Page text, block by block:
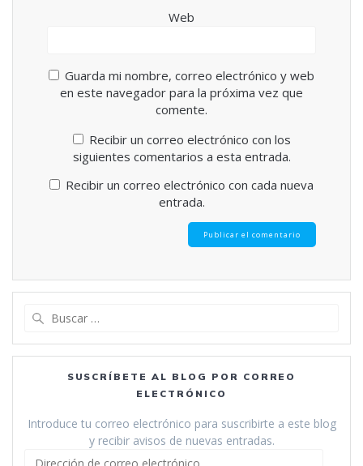
Web
Guarda mi nombre, correo electrónico y web
en este navegador para la próxima vez que
comente.
Recibir un correo electrónico con los
siguientes comentarios a esta entrada.
Recibir un correo electrónico con cada nueva
entrada.
SUSCRÍBETE AL BLOG POR CORREO
ELECTRÓNICO
Introduce tu correo electrónico para suscribirte a este blog
y recibir avisos de nuevas entradas.
Dirección